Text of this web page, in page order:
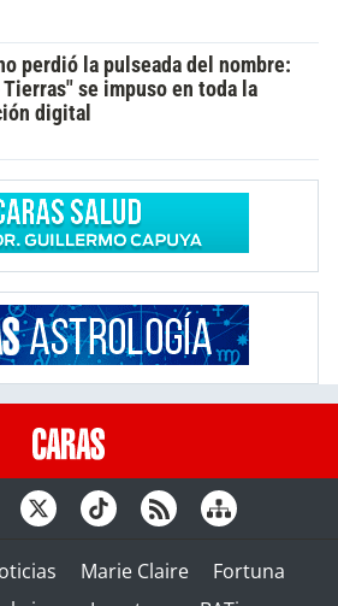
perdió la pulseada del nombre:
Tierras" se impuso en toda la
digital
Marie Claire
Fortuna